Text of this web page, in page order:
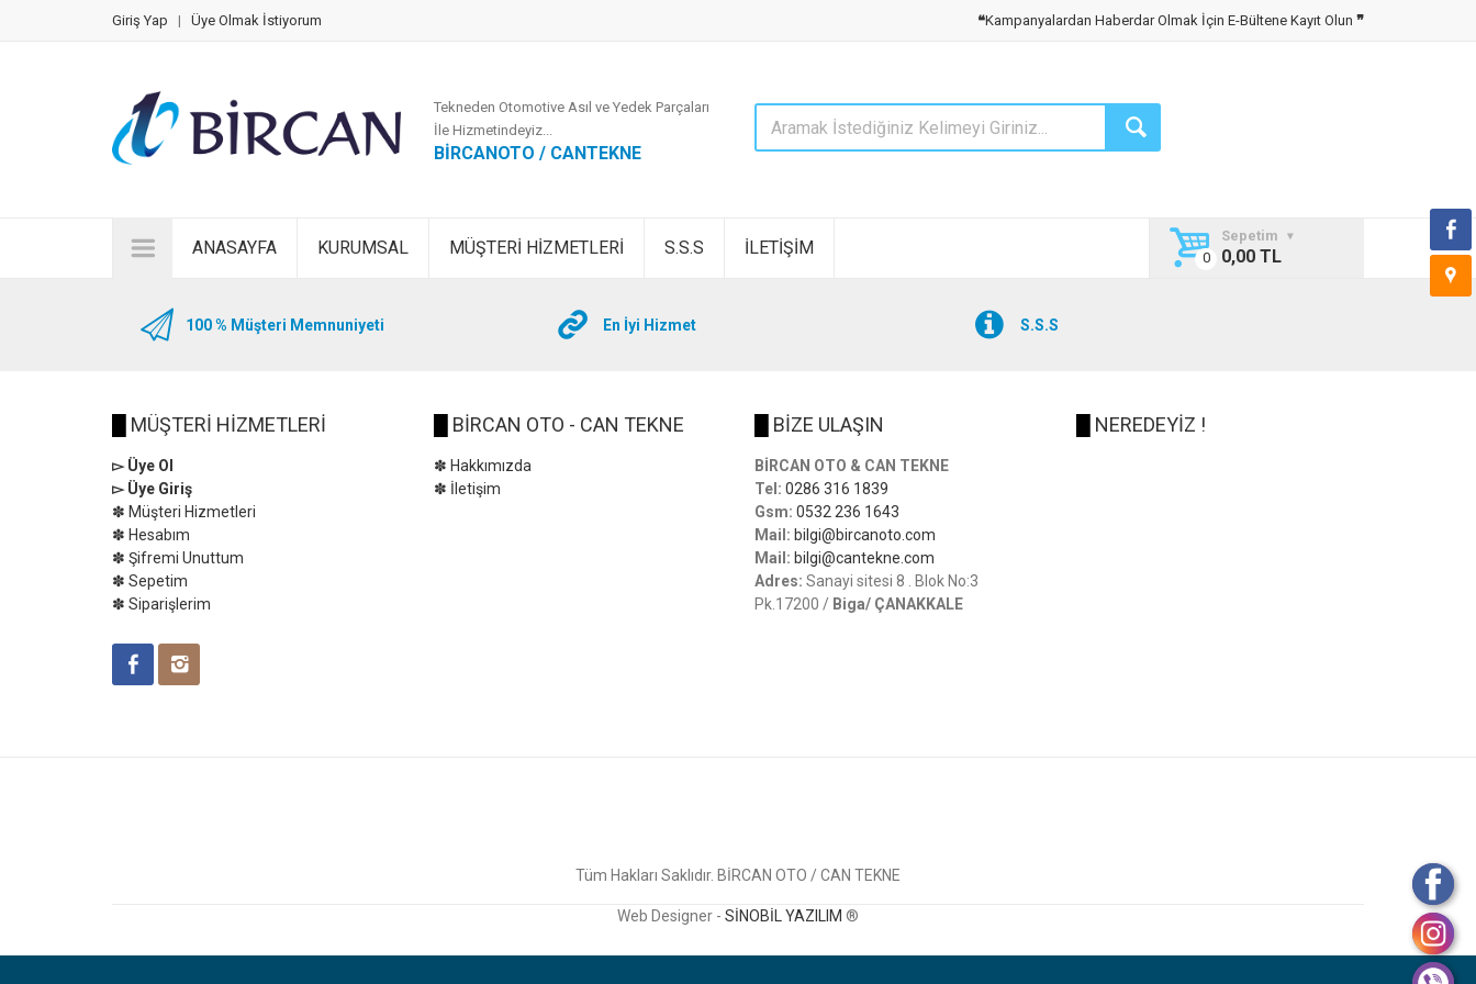
Giriş Yap | Üye Olmak İstiyorum ❝Kampanyalardan Haberdar Olmak İçin E-Bültene Kayıt Olun ❞
Tekneden Otomotive Asıl ve Yedek Parçaları
İle Hizmetindeyiz...
BİRCANOTO / CANTEKNE
ANASAYFA KURUMSAL MÜŞTERİ HİZMETLERİ S.S.S İLETİŞİM
Sepetim
0,00 TL
100 % Müşteri Memnuniyeti En İyi Hizmet S.S.S
MÜŞTERİ HİZMETLERİ
▻ Üye Ol
▻ Üye Giriş
✽ Müşteri Hizmetleri
✽ Hesabım
✽ Şifremi Unuttum
✽ Sepetim
✽ Siparişlerim
BİRCAN OTO - CAN TEKNE
✽ Hakkımızda
✽ İletişim
BİZE ULAŞIN
BİRCAN OTO & CAN TEKNE
Tel: 0286 316 1839
Gsm: 0532 236 1643
Mail: bilgi@bircanoto.com
Mail: bilgi@cantekne.com
Adres: Sanayi sitesi 8 . Blok No:3
Pk.17200 / Biga/ ÇANAKKALE
NEREDEYİZ !
Tüm Hakları Saklıdır. BİRCAN OTO / CAN TEKNE
Web Designer - SİNOBİL YAZILIM ®